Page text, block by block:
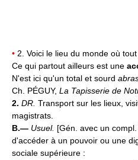
• 2. Voici le lieu du monde où
Ce qui partout ailleurs est une
N'est ici qu'un total et sourd
Ch. PÉGUY, La Tapisserie de
2. DR. Transport sur les lieux,
magistrats.
B.— Usuel. [Gén. avec un
d'accéder à un pouvoir ou une
sociale supérieure :